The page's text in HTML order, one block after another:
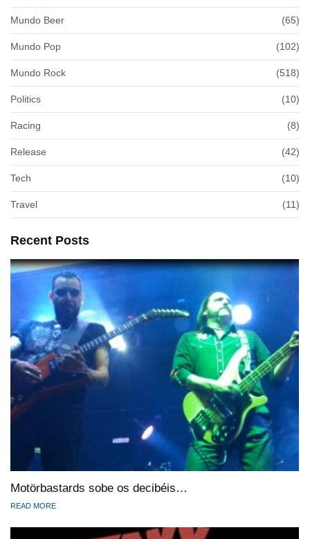
Mundo Beer (65)
Mundo Pop (102)
Mundo Rock (518)
Politics (10)
Racing (8)
Release (42)
Tech (10)
Travel (11)
Recent Posts
Motörbastards sobe os decibéis…
READ MORE